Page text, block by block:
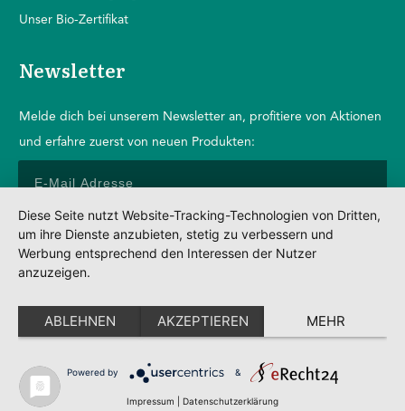
Unser Bio-Zertifikat
Newsletter
Melde dich bei unserem Newsletter an, profitiere von Aktionen
und erfahre zuerst von neuen Produkten:
Anmelden
Datenschutz
AGBs
Partner
POWERED BY SEYER MARKETING ©2022
Diese Seite nutzt Website-Tracking-Technologien von Dritten,
um ihre Dienste anzubieten, stetig zu verbessern und
Werbung entsprechend den Interessen der Nutzer
anzuzeigen.
ABLEHNEN AKZEPTIEREN MEHR
Powered by &
Impressum Datenschutzerklärung